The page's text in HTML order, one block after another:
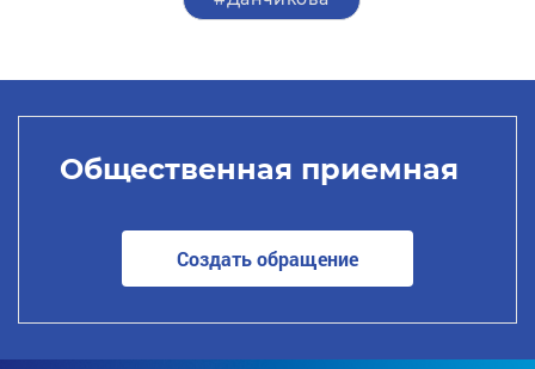
Общественная приемная
Создать обращение